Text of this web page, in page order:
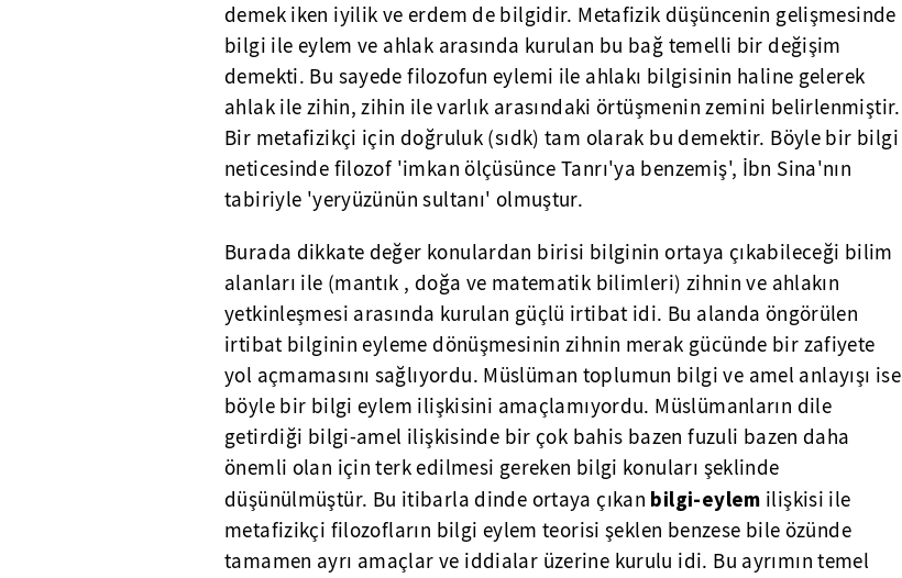
demek iken iyilik ve erdem de bilgidir. Metafizik düşüncenin gelişmesinde
bilgi ile eylem ve ahlak arasında kurulan bu bağ temelli bir değişim
demekti. Bu sayede filozofun eylemi ile ahlakı bilgisinin haline gelerek
ahlak ile zihin, zihin ile varlık arasındaki örtüşmenin zemini belirlenmiştir.
Bir metafizikçi için doğruluk (sıdk) tam olarak bu demektir. Böyle bir bilgi
neticesinde filozof 'imkan ölçüsünce Tanrı'ya benzemiş', İbn Sina'nın
tabiriyle 'yeryüzünün sultanı' olmuştur.
Burada dikkate değer konulardan birisi bilginin ortaya çıkabileceği bilim
alanları ile (mantık , doğa ve matematik bilimleri) zihnin ve ahlakın
yetkinleşmesi arasında kurulan güçlü irtibat idi. Bu alanda öngörülen
irtibat bilginin eyleme dönüşmesinin zihnin merak gücünde bir zafiyete
yol açmamasını sağlıyordu. Müslüman toplumun bilgi ve amel anlayışı ise
böyle bir bilgi eylem ilişkisini amaçlamıyordu. Müslümanların dile
getirdiği bilgi-amel ilişkisinde bir çok bahis bazen fuzuli bazen daha
önemli olan için terk edilmesi gereken bilgi konuları şeklinde
düşünülmüştür. Bu itibarla dinde ortaya çıkan bilgi-eylem ilişkisi ile
metafizikçi filozofların bilgi eylem teorisi şeklen benzese bile özünde
tamamen ayrı amaçlar ve iddialar üzerine kurulu idi. Bu ayrımın temel